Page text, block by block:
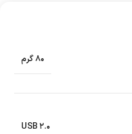
۸۰ گرم
USB ۲.۰